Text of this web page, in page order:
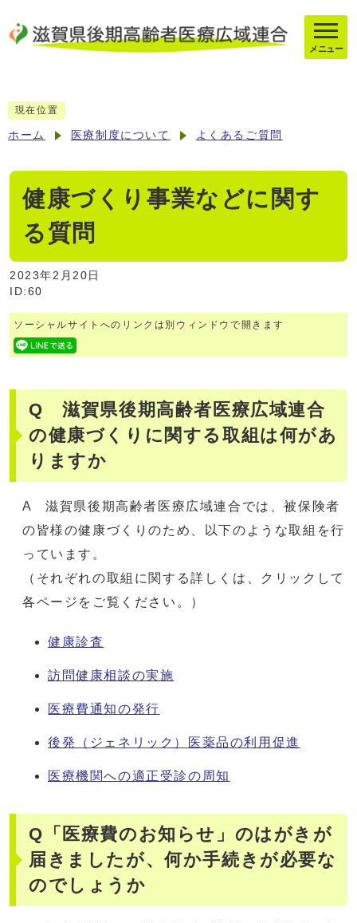
メニュー
現在位置
ホーム 医療制度について よくあるご質問
健康づくり事業などに関す
る質問
2023年2月20日
ID:60
ソーシャルサイトへのリンクは別ウィンドウで開きます
Q 滋賀県後期高齢者医療広域連合
の健康づくりに関する取組は何があ
りますか
A 滋賀県後期高齢者医療広域連合では、被保険者
の皆様の健康づくりのため、以下のような取組を行
っています。
（それぞれの取組に関する詳しくは、クリックして
各ページをご覧ください。）
健康診査
訪問健康相談の実施
医療費通知の発行
後発（ジェネリック）医薬品の利用促進
医療機関への適正受診の周知
Q「医療費のお知らせ」のはがきが
届きましたが、何か手続きが必要な
のでしょうか